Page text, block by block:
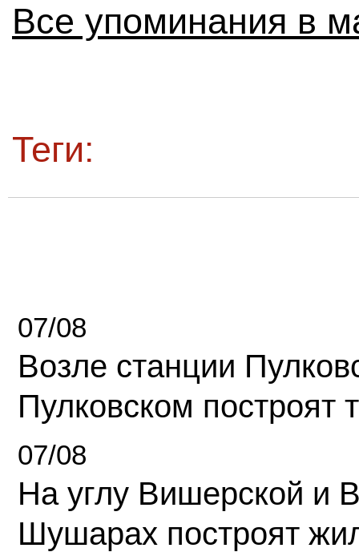
Все упоминания в
Теги:
07/08
Возле станции
Пулковском построят
07/08
На углу Вишерской и
Шушарах построят